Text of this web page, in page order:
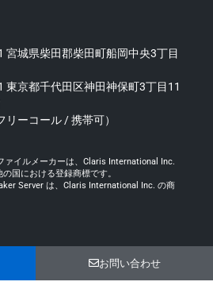
宮城県柴田郡柴田町船岡中央3丁目
東京都千代田区神田神保町3丁目11
ーコール / 携帯可）
ァイルメーカーは、Claris International Inc.
国における登録商標です。
Server は、Claris International Inc. の商
お問い合わせ